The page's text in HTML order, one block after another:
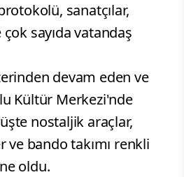
sanatçılar,
sayıda vatandaş
devam eden ve
Kültür Merkezi'nde
nostaljik araçlar,
ve bando takımı renkli
oldu.